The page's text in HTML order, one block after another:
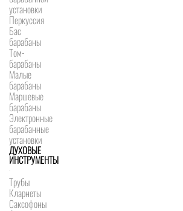
установки
Перкуссия
Бас
барабаны
Том-
барабаны
Малые
барабаны
Маршевые
барабаны
Электронные
барабанные
установки
ДУХОВЫЕ
ИНСТРУМЕНТЫ
Трубы
Кларнеты
Саксофоны